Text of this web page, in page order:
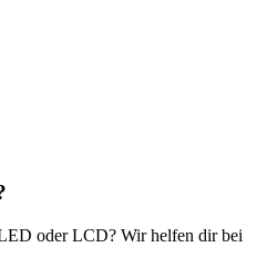
oder LCD? Wir helfen dir bei